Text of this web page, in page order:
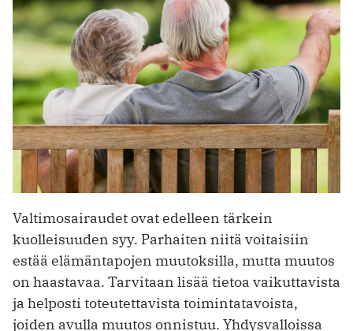
Valtimosairaudet ovat edelleen tärkein
kuolleisuuden syy. Parhaiten niitä voitaisiin
estää elämäntapojen muutoksilla, mutta muutos
on haastavaa. Tarvitaan lisää tietoa vaikuttavista
ja helposti toteutettavista toimintatavoista,
joiden avulla muutos onnistuu. Yhdysvalloissa